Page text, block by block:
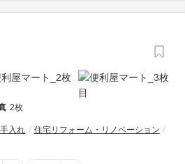
2枚
入れ
住宅リフォーム・リノベーション